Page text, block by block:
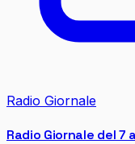
Radio Giornale
Radio Giornale del